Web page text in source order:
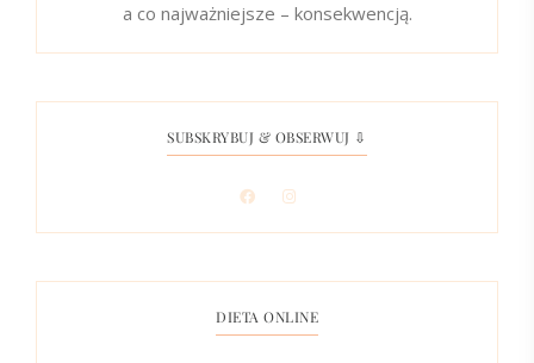
a co najważniejsze – konsekwencją.
SUBSKRYBUJ & OBSERWUJ ⇩
DIETA ONLINE